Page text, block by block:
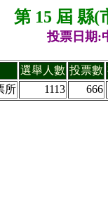
第 15 屆 縣(
投票日期:
選舉人數 投票數
所
1113 666